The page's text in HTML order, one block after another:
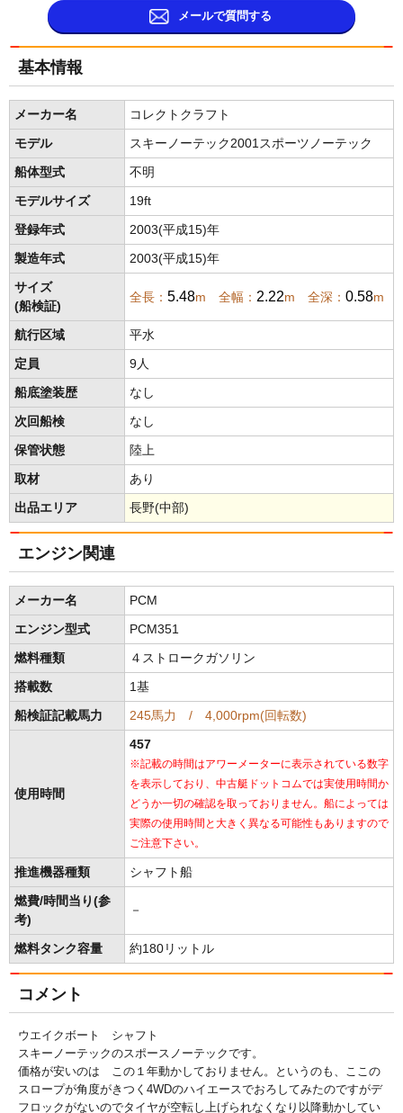
メールで質問する
基本情報
メーカー名 コレクトクラフト
モデル スキーノーテック2001スポーツノーテック
船体型式 不明
モデルサイズ 19ft
登録年式 2003(平成15)年
製造年式 2003(平成15)年
サイズ
(船検証)
全長： 5.48m 全幅： 2.22m 全深： 0.58m
航行区域 平水
定員 9人
船底塗装歴 なし
次回船検 なし
保管状態 陸上
取材 あり
出品エリア 長野(中部)
エンジン関連
メーカー名 PCM
エンジン型式 PCM351
燃料種類 ４ストロークガソリン
搭載数 1基
船検証記載馬力 245馬力 / 4,000rpm(回転数)
使用時間
457
※記載の時間はアワーメーターに表示されている数字
を表示しており、中古艇ドットコムでは実使用時間か
どうか一切の確認を取っておりません。船によっては
実際の使用時間と大きく異なる可能性もありますので
ご注意下さい。
推進機器種類 シャフト船
燃費/時間当り(参
考)
－
燃料タンク容量 約180リットル
コメント
ウエイクボート シャフト
スキーノーテックのスポースノーテックです。
価格が安いのは この１年動かしておりません。というのも、ここの
スロープが角度がきつく4WDのハイエースでおろしてみたのですがデ
フロックがないのでタイヤが空転し上げられなくなり以降動かしてい